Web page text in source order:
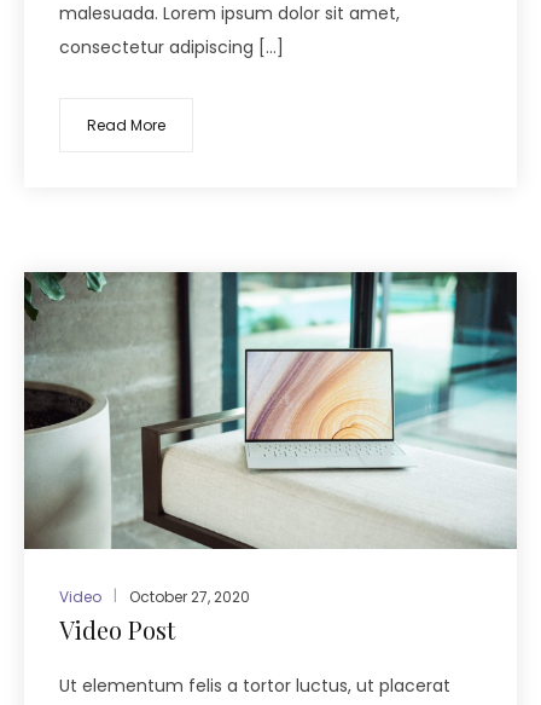
malesuada. Lorem ipsum dolor sit amet,
consectetur adipiscing […]
Read More
Video October 27, 2020
Video Post
Ut elementum felis a tortor luctus, ut placerat